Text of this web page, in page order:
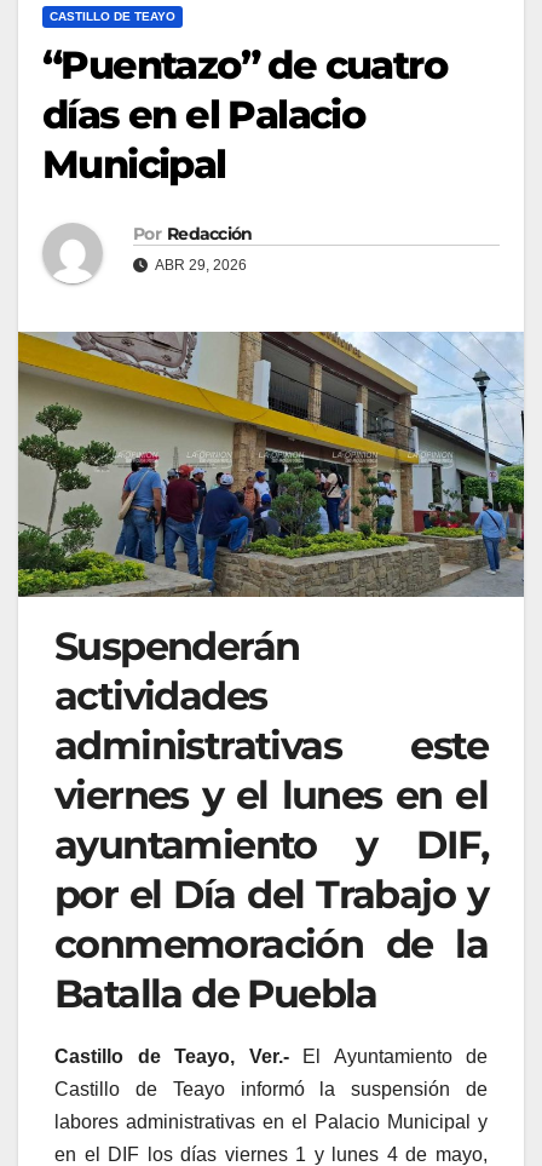
CASTILLO DE TEAYO
“Puentazo” de cuatro
días en el Palacio
Municipal
Por Redacción
ABR 29, 2026
Suspenderán
actividades
administrativas este
viernes y el lunes en el
ayuntamiento y DIF,
por el Día del Trabajo y
conmemoración de la
Batalla de Puebla
Castillo de Teayo, Ver.-El Ayuntamiento de
Castillo de Teayo informó la suspensión de
labores administrativas en el Palacio Municipal y
en el DIF los días viernes 1 y lunes 4 de mayo,